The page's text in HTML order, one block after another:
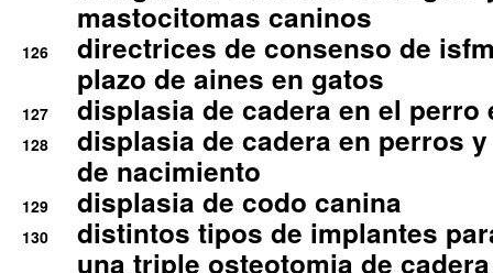
mastocitomas caninos
126
directrices de consenso de
plazo de aines en gatos
127 displasia de cadera en el perro
128
displasia de cadera en perros
de nacimiento
129 displasia de codo canina
130
distintos tipos de implantes
una triple osteotomia de cadera